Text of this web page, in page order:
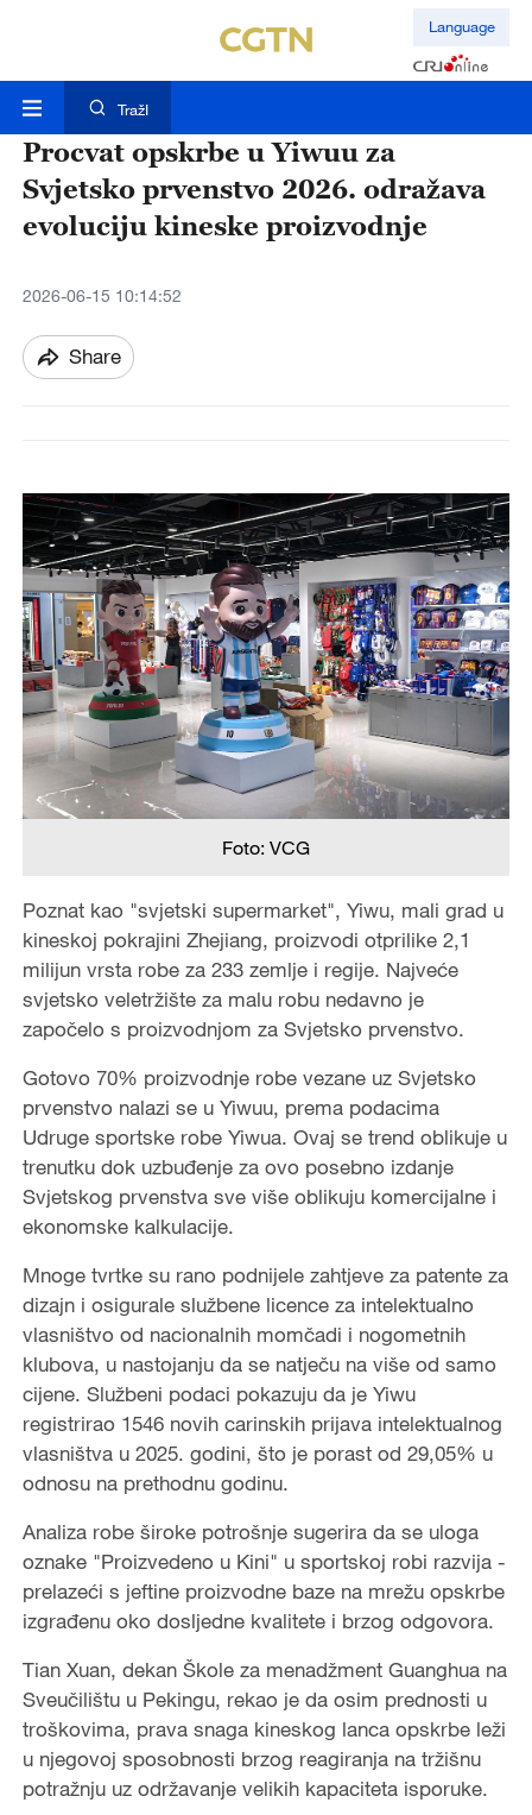
Language
TražI
Procvat opskrbe u Yiwuu za
Svjetsko prvenstvo 2026. odražava
evoluciju kineske proizvodnje
2026-06-15 10:14:52
Share
Foto: VCG
Poznat kao "svjetski supermarket", Yiwu, mali grad u
kineskoj pokrajini Zhejiang, proizvodi otprilike 2,1
milijun vrsta robe za 233 zemlje i regije. Najveće
svjetsko veletržište za malu robu nedavno je
započelo s proizvodnjom za Svjetsko prvenstvo.
Gotovo 70% proizvodnje robe vezane uz Svjetsko
prvenstvo nalazi se u Yiwuu, prema podacima
Udruge sportske robe Yiwua. Ovaj se trend oblikuje u
trenutku dok uzbuđenje za ovo posebno izdanje
Svjetskog prvenstva sve više oblikuju komercijalne i
ekonomske kalkulacije.
Mnoge tvrtke su rano podnijele zahtjeve za patente za
dizajn i osigurale službene licence za intelektualno
vlasništvo od nacionalnih momčadi i nogometnih
klubova, u nastojanju da se natječu na više od samo
cijene. Službeni podaci pokazuju da je Yiwu
registrirao 1546 novih carinskih prijava intelektualnog
vlasništva u 2025. godini, što je porast od 29,05% u
odnosu na prethodnu godinu.
Analiza robe široke potrošnje sugerira da se uloga
oznake "Proizvedeno u Kini" u sportskoj robi razvija -
prelazeći s jeftine proizvodne baze na mrežu opskrbe
izgrađenu oko dosljedne kvalitete i brzog odgovora.
Tian Xuan, dekan Škole za menadžment Guanghua na
Sveučilištu u Pekingu, rekao je da osim prednosti u
troškovima, prava snaga kineskog lanca opskrbe leži
u njegovoj sposobnosti brzog reagiranja na tržišnu
potražnju uz održavanje velikih kapaciteta isporuke.